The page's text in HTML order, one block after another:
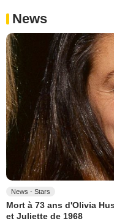
News
News - Stars
Mort à 73 ans d'Olivia
et Juliette de 1968